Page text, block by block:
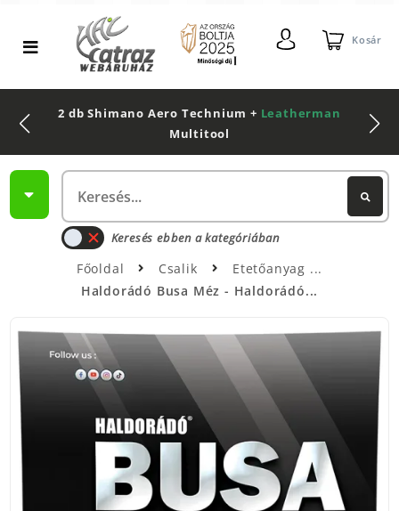
Kosár
2 db Shimano Aero Technium + Leatherman
Multitool
Keresés ebben a kategóriában
Főoldal Csalik
Etetőanyag
Haldorádó Busa Méz - Haldorádó...